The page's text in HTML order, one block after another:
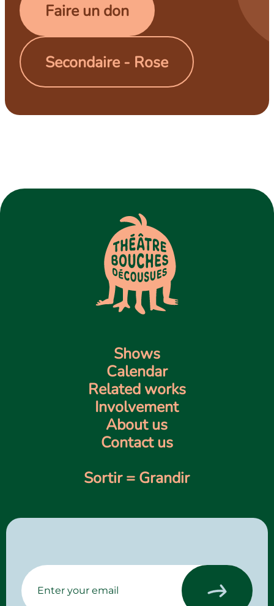
Faire un don
Secondaire - Rose
Shows
Calendar
Related works
Involvement
About us
Contact us
Sortir = Grandir